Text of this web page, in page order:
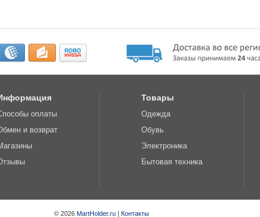
оплаты
и возврат
Товары
Одежда
Обувь
Электроника
Бытовая техника
© 2026 MartHolder.ru | Контакты